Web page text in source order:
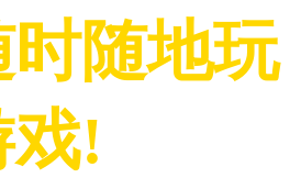
随地玩
!